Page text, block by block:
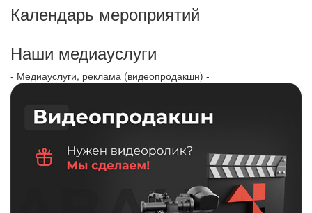
Календарь мероприятий
Наши медиауслуги
- Медиауслуги, реклама (видеопродакшн) -